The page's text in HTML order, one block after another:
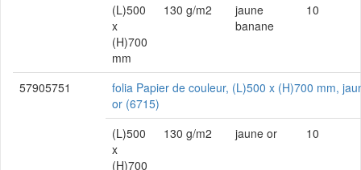
(L)500
x
(H)700
mm
130 g/m2
jaune
banane
10
57905751
folia Papier de couleur, (L)500 x (H)700 mm,
or (6715)
(L)500
x
(H)700
130 g/m2 jaune or 10